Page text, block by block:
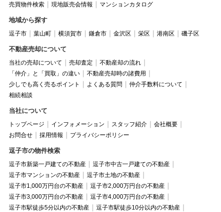
売買物件検索 現地販売会情報 マンションカタログ
地域から探す
逗子市 葉山町 横須賀市 鎌倉市 金沢区 栄区 港南区 磯子区
不動産売却について
当社の売却について 売却査定
不動産却の流れ
「仲介」と「買取」の違い
不動産売却時の諸費用
少しでも高く売るポイント
よくある質問
仲介手数料について
相続相談
当社について
トップページ インフォメーション スタッフ紹介
会社概要
お問合せ
採用情報 プライバシーポリシー
逗子市の物件検索
逗子市新築一戸建ての不動産
逗子市中古一戸建ての不動産
逗子市マンションの不動産
逗子市土地の不動産
逗子市1,000万円台の不動産
逗子市2,000万円台の不動産
逗子市3,000万円台の不動産
逗子市4,000万円台の不動産
逗子市駅徒歩5分以内の不動産
逗子市駅徒歩10分以内の不動産